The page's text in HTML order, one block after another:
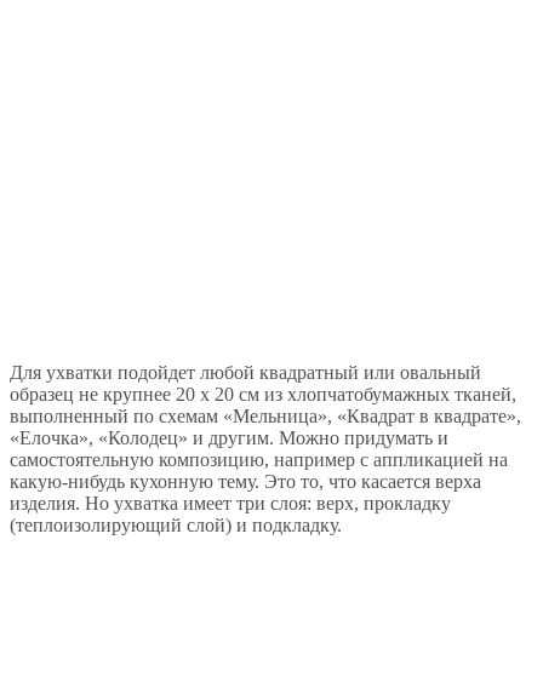
Для ухватки подойдет любой квадратный или овальный
образец не крупнее 20 х 20 см из хлопчатобумажных тканей,
выполненный по схемам «Мельница», «Квадрат в квадрате»,
«Елочка», «Колодец» и другим. Можно придумать и
самостоятельную композицию, например с аппликацией на
какую-нибудь кухонную тему. Это то, что касается верха
изделия. Но ухватка имеет три слоя: верх, прокладку
(теплоизолирующий слой) и подкладку.